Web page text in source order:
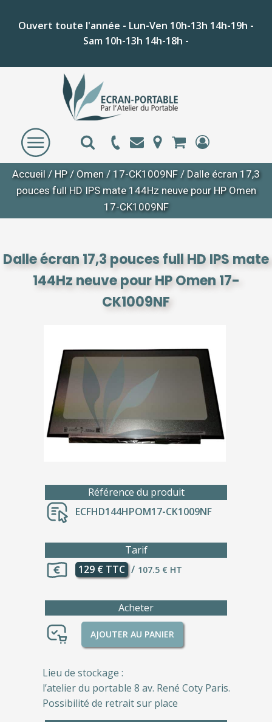
Ouvert toute l'année - Lun-Ven 10h-13h 14h-19h -
Sam 10h-13h 14h-18h -
Accueil/ HP / Omen/ 17-CK1009NF / Dalle écran 17,3
pouces full HD IPS mate 144Hz neuve pour HP Omen
17-CK1009NF
Dalle écran 17,3 pouces full HD IPS mate
144Hz neuve pour HP Omen 17-
CK1009NF
Référence du produit
ECFHD144HPOM17-CK1009NF
Tarif
129 € TTC / 107.5 € HT
Acheter
AJOUTER AU PANIER
Lieu de stockage :
l’atelier du portable 8 av. René Coty Paris.
Possibilité de retrait sur place